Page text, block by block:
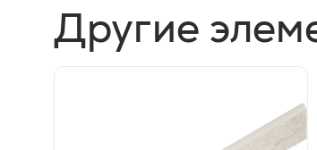
Другие